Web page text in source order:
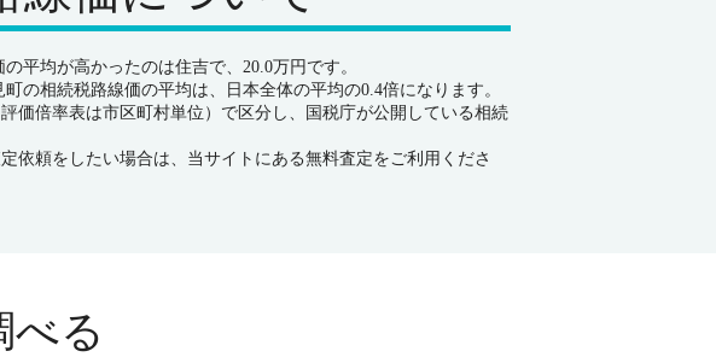
平均が高かったのは住吉で、20.0万円です。
の相続税路線価の平均は、日本全体の平均の0.4倍になります。
価倍率表は市区町村単位）で区分し、国税庁が公開している相続
依頼をしたい場合は、当サイトにある無料査定をご利用くださ
べる